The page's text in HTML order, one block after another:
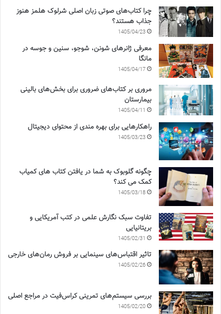
چرا کتاب‌های صوتی زبان اصلی شرلوک هلمز هنوز
جذاب هستند؟
1405/04/23
معرفی ژانرهای شونن، شوجو، سنین و جوسه در
مانگا
1405/04/17
مروری بر کتاب‌های ضروری برای بخش‌های بالینی
بیمارستان
1405/04/11
راهکارهایی برای بهره مندی از محتوای دیجیتال
1405/03/23
چگونه گلوبوک به شما در یافتن کتاب های کمیاب
کمک می کند؟
1405/03/18
تفاوت سبک نگارش علمی در کتب آمریکایی و
بریتانیایی
1405/02/31
تاثیر اقتباس‌های سینمایی بر فروش رمان‌های خارجی
1405/02/26
بررسی سیستم‌های تمرینی کراس‌فیت در مراجع اصلی
1405/02/20